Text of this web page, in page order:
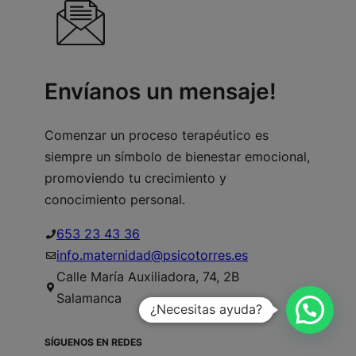
Envíanos un mensaje!
Comenzar un proceso terapéutico es
siempre un símbolo de bienestar emocional,
promoviendo tu crecimiento y
conocimiento personal.
653 23 43 36
info.maternidad@psicotorres.es
Calle María Auxiliadora, 74, 2B
Salamanca
SÍGUENOS EN REDES
¿Necesitas ayuda?